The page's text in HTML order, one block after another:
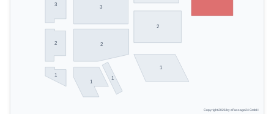
1
1
2
2
3
3
1
1
2
Copyright 2026 by ePassage24 GmbH